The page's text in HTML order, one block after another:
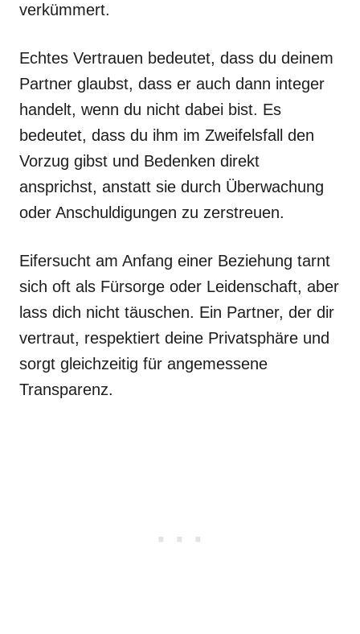
verkümmert.
Echtes Vertrauen bedeutet, dass du deinem
Partner glaubst, dass er auch dann integer
handelt, wenn du nicht dabei bist. Es
bedeutet, dass du ihm im Zweifelsfall den
Vorzug gibst und Bedenken direkt
ansprichst, anstatt sie durch Überwachung
oder Anschuldigungen zu zerstreuen.
Eifersucht am Anfang einer Beziehung tarnt
sich oft als Fürsorge oder Leidenschaft, aber
lass dich nicht täuschen. Ein Partner, der dir
vertraut, respektiert deine Privatsphäre und
sorgt gleichzeitig für angemessene
Transparenz.